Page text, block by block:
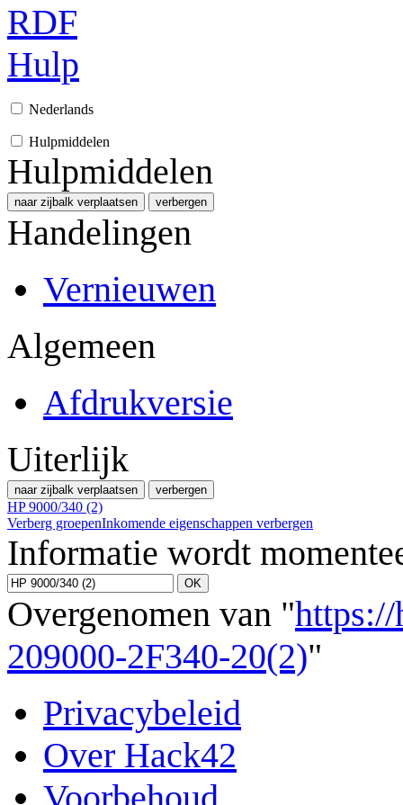
RDF
Hulp
Nederlands
Hulpmiddelen
Hulpmiddelen
naar zijbalk verplaatsen verbergen
Handelingen
Vernieuwen
Algemeen
Afdrukversie
Uiterlijk
naar zijbalk verplaatsen verbergen
HP 9000/340 (2)
Verberg groepenInkomende eigenschappen verbergen
Informatie wordt
Overgenomen van "
209000-2F340-20(2)"
Privacybeleid
Over Hack42